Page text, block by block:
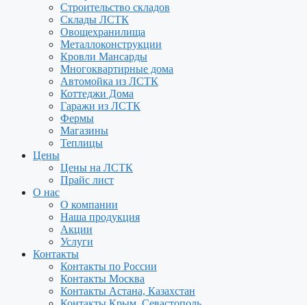
Строительство складов
Склады ЛСТК
Овощехранилища
Металлоконструкции
Кровли Мансарды
Многоквартирные дома
Автомойка из ЛСТК
Коттеджи Дома
Гаражи из ЛСТК
Фермы
Магазины
Теплицы
Цены
Цены на ЛСТК
Прайс лист
О нас
О компании
Наша продукция
Акции
Услуги
Контакты
Контакты по России
Контакты Москва
Контакты Астана, Казахстан